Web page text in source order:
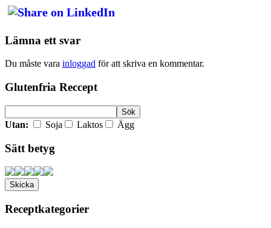
Lämna ett svar
Du måste vara inloggad för att skriva en kommentar.
Glutenfria Reccept
Utan: Soja Laktos Ägg
Sätt betyg
Receptkategorier